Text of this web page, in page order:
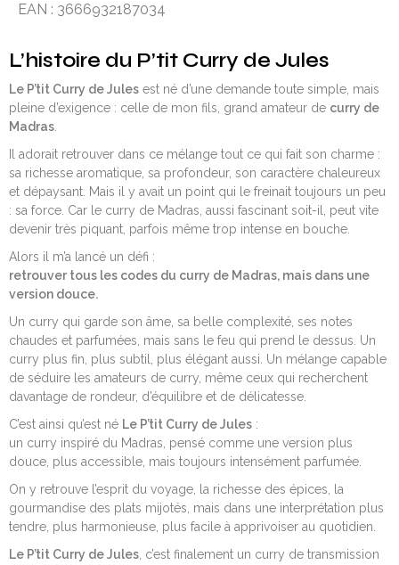
EAN : 3666932187034
L’histoire du P’tit Curry de Jules
Le P’tit Curry de Jules est né d’une demande toute simple, mais
pleine d’exigence : celle de mon fils, grand amateur de curry de
Madras
Il adorait retrouver dans ce mélange tout ce qui fait son charme :
sa richesse aromatique, sa profondeur, son caractère chaleureux
et dépaysant. Mais il y avait un point qui le freinait toujours un peu
: sa force. Car le curry de Madras, aussi fascinant soit-il, peut vite
devenir très piquant, parfois même trop intense en bouche.
Alors il m’a lancé un défi :
retrouver tous les codes du curry de Madras, mais dans une
version douce.
Un curry qui garde son âme, sa belle complexité, ses notes
chaudes et parfumées, mais sans le feu qui prend le dessus. Un
curry plus fin, plus subtil, plus élégant aussi. Un mélange capable
de séduire les amateurs de curry, même ceux qui recherchent
davantage de rondeur, d’équilibre et de délicatesse.
C’est ainsi qu’est né Le P’tit Curry de Jules :
un curry inspiré du Madras, pensé comme une version plus
douce, plus accessible, mais toujours intensément parfumée.
On y retrouve l’esprit du voyage, la richesse des épices, la
gourmandise des plats mijotés, mais dans une interprétation plus
tendre, plus harmonieuse, plus facile à apprivoiser au quotidien.
Le P’tit Curry de Jules , c’est finalement un curry de transmission